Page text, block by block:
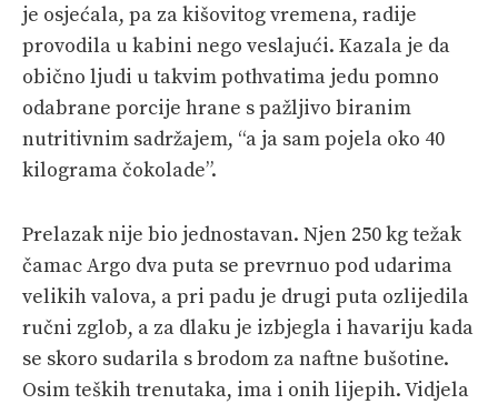
je osjećala, pa za kišovitog vremena, radije
provodila u kabini nego veslajući. Kazala je da
obično ljudi u takvim pothvatima jedu pomno
odabrane porcije hrane s pažljivo biranim
nutritivnim sadržajem, “a ja sam pojela oko 40
kilograma čokolade”.
Prelazak nije bio jednostavan. Njen 250 kg težak
čamac Argo dva puta se prevrnuo pod udarima
velikih valova, a pri padu je drugi puta ozlijedila
ručni zglob, a za dlaku je izbjegla i havariju kada
se skoro sudarila s brodom za naftne bušotine.
Osim teških trenutaka, ima i onih lijepih. Vidjela